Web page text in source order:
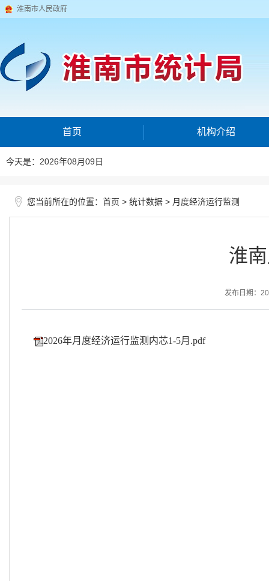
淮南市人民政府
首页 机构介绍
今天是：2026年08月09日
您当前所在的位置： 首页 > 统计数据 > 月度经济运行监测
淮
发布日期：
2026年月度经济运行监测内芯1-5月.pdf